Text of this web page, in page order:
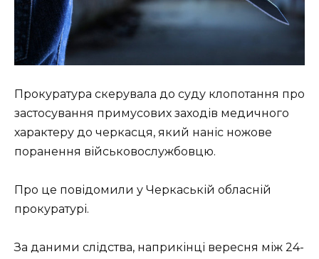
Прокуратура скерувала до суду клопотання про
застосування примусових заходів медичного
характеру до черкасця, який наніс ножове
поранення військовослужбовцю.
Про це повідомили у Черкаській обласній
прокуратурі.
За даними слідства, наприкінці вересня між 24-